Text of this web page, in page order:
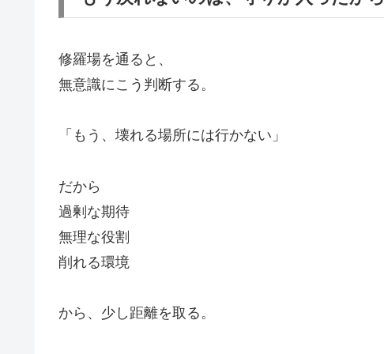
修羅場を通ると、
無意識にこう判断する。
「もう、壊れる場所には行かない」
だから
過剰な期待
無理な役割
削れる環境
から、少し距離を取る。